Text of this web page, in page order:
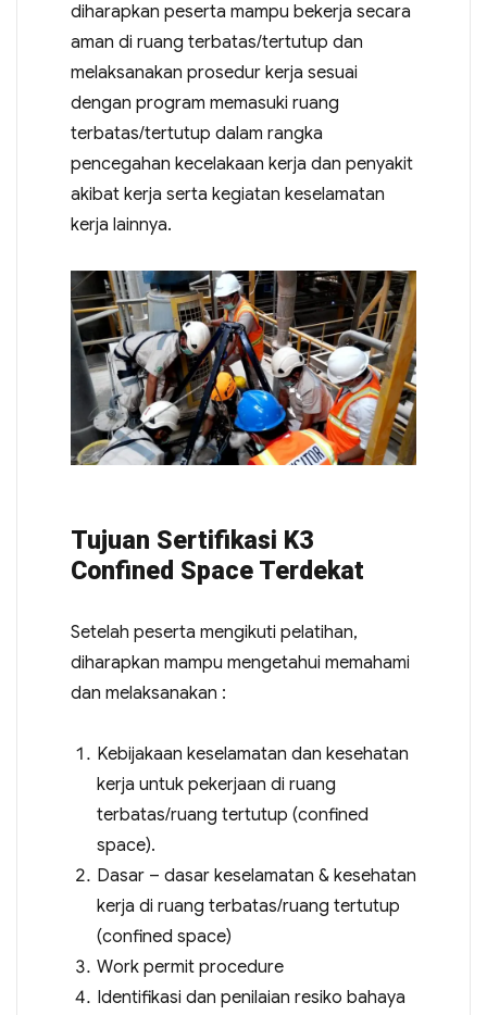
diharapkan peserta mampu bekerja secara
aman di ruang terbatas/tertutup dan
melaksanakan prosedur kerja sesuai
dengan program memasuki ruang
terbatas/tertutup dalam rangka
pencegahan kecelakaan kerja dan penyakit
akibat kerja serta kegiatan keselamatan
kerja lainnya.
Tujuan Sertifikasi K3
Confined Space Terdekat
Setelah peserta mengikuti pelatihan,
diharapkan mampu mengetahui memahami
dan melaksanakan :
Kebijakaan keselamatan dan kesehatan
kerja untuk pekerjaan di ruang
terbatas/ruang tertutup (confined
space).
Dasar – dasar keselamatan & kesehatan
kerja di ruang terbatas/ruang tertutup
(confined space)
Work permit procedure
Identifikasi dan penilaian resiko bahaya